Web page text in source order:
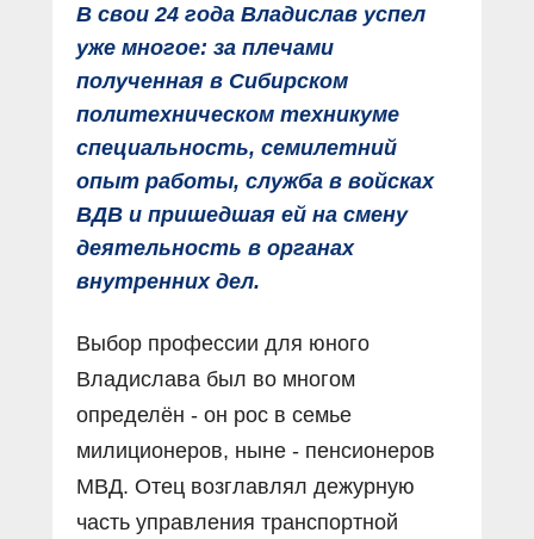
В свои 24 года Владислав успел
уже многое: за плечами
полученная в Сибирском
политехническом техникуме
специальность, семилетний
опыт работы, служба в войсках
ВДВ и пришедшая ей на смену
деятельность в органах
внутренних дел.
Выбор профессии для юного
Владислава был во многом
определён - он рос в семье
милиционеров, ныне - пенсионеров
МВД. Отец возглавлял дежурную
часть управления транспортной